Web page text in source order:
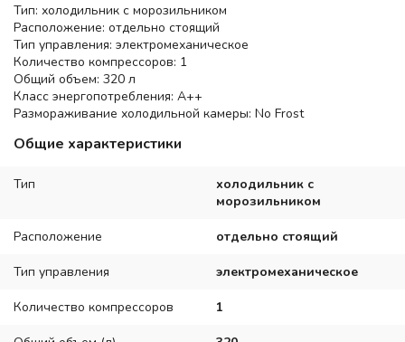
Тип: холодильник с морозильником
Расположение: отдельно стоящий
Тип управления: электромеханическое
Количество компрессоров: 1
Общий объем: 320 л
Класс энергопотребления: A++
Размораживание холодильной камеры: No Frost
Общие характеристики
Тип
холодильник с
морозильником
Расположение отдельно стоящий
Тип управления электромеханическое
Количество компрессоров 1